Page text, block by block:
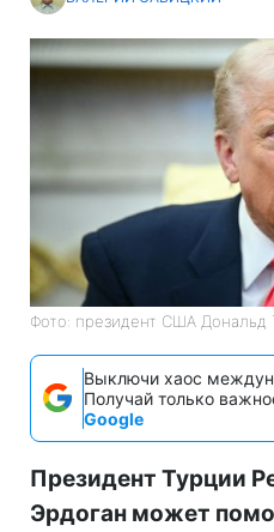
Фото: президент США Дональд
Выключи хаос
Получай только
Google
Президент Турции
Эрдоган может